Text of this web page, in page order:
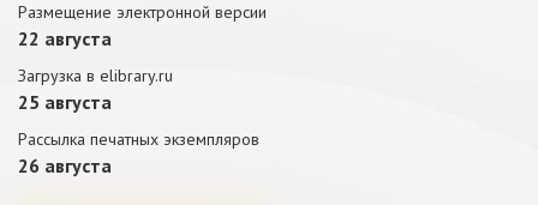
Размещение электронной версии
22 августа
Загрузка в elibrary.ru
25 августа
Рассылка печатных экземпляров
26 августа